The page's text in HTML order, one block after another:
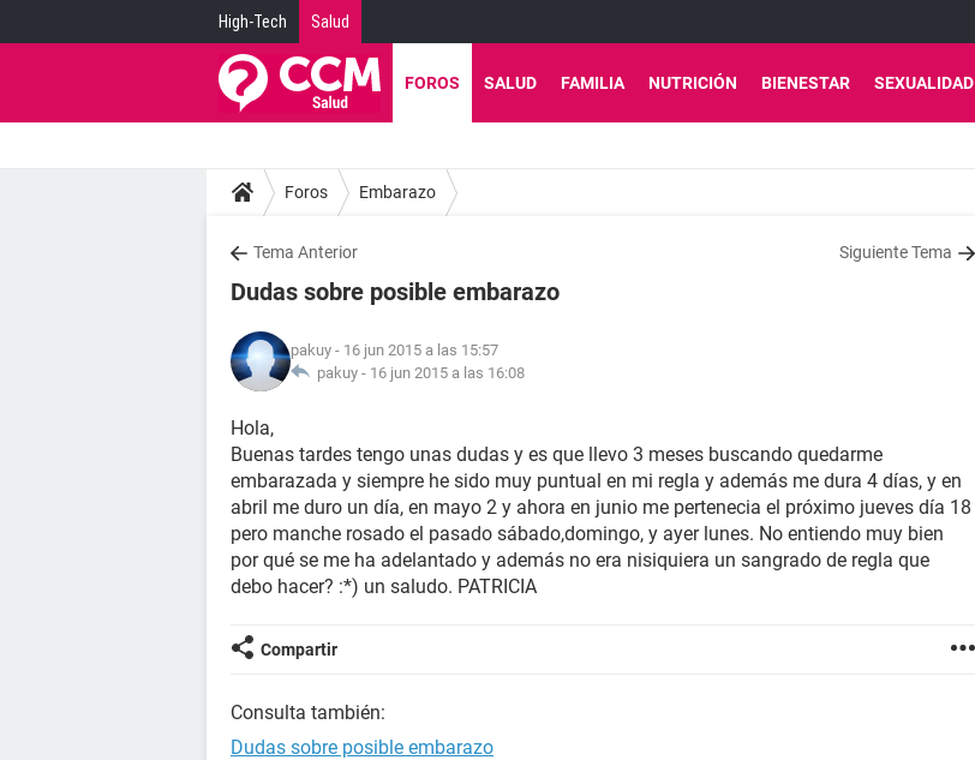
High-Tech Salud
FOROS SALUD FAMILIA NUTRICIÓN BIENESTAR SEXUALIDAD
Foros Embarazo
Tema Anterior Siguiente Tema
Dudas sobre posible embarazo
pakuy - 16 jun 2015 a las 15:57
pakuy - 16 jun 2015 a las 16:08
Hola,
Buenas tardes tengo unas dudas y es que llevo 3 meses buscando quedarme
embarazada y siempre he sido muy puntual en mi regla y además me dura 4 días, y en
abril me duro un día, en mayo 2 y ahora en junio me pertenecia el próximo jueves día 18
pero manche rosado el pasado sábado,domingo, y ayer lunes. No entiendo muy bien
por qué se me ha adelantado y además no era nisiquiera un sangrado de regla que
debo hacer? :*) un saludo. PATRICIA
Compartir
Consulta también:
Dudas sobre posible embarazo